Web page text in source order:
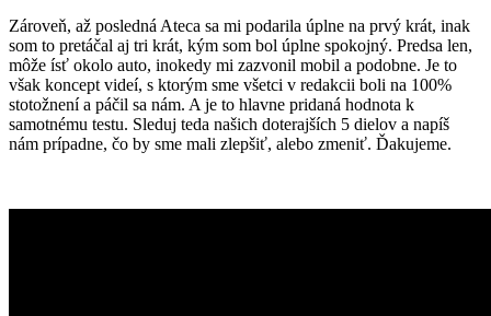
Zároveň, až posledná Ateca sa mi podarila úplne na prvý krát, inak
som to pretáčal aj tri krát, kým som bol úplne spokojný. Predsa len,
môže ísť okolo auto, inokedy mi zazvonil mobil a podobne. Je to
však koncept videí, s ktorým sme všetci v redakcii boli na 100%
stotožnení a páčil sa nám. A je to hlavne pridaná hodnota k
samotnému testu. Sleduj teda našich doterajších 5 dielov a napíš
nám prípadne, čo by sme mali zlepšiť, alebo zmeniť. Ďakujeme.